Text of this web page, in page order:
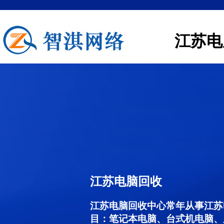
江苏
江苏电脑回收
江苏电脑回收中心常年从事江
目：笔记本电脑、台式机电脑